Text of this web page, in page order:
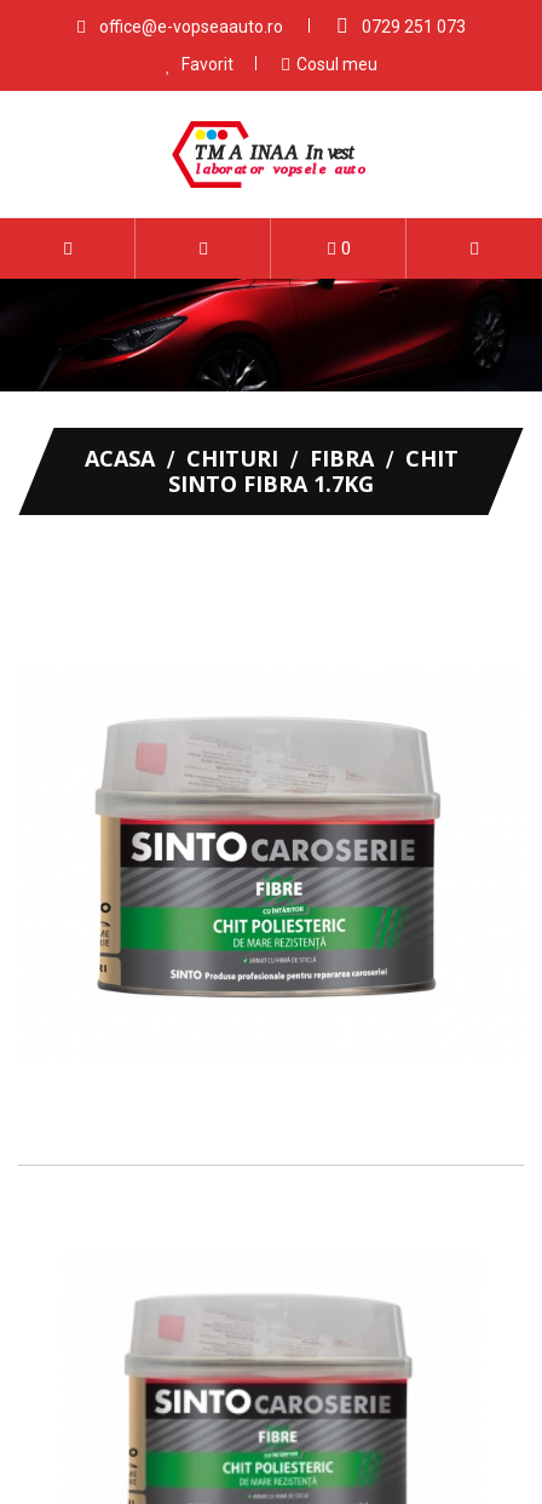
office@e-vopseaauto.ro
0729 251 073
Favorit
Cosul meu
0
ACASA CHITURI FIBRA
CHIT
SINTO FIBRA 1.7KG